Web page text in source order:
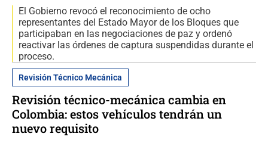
El Gobierno revocó el reconocimiento de ocho
representantes del Estado Mayor de los Bloques que
participaban en las negociaciones de paz y ordenó
reactivar las órdenes de captura suspendidas durante el
proceso.
Revisión Técnico Mecánica
Revisión técnico-mecánica cambia en
Colombia: estos vehículos tendrán un
nuevo requisito